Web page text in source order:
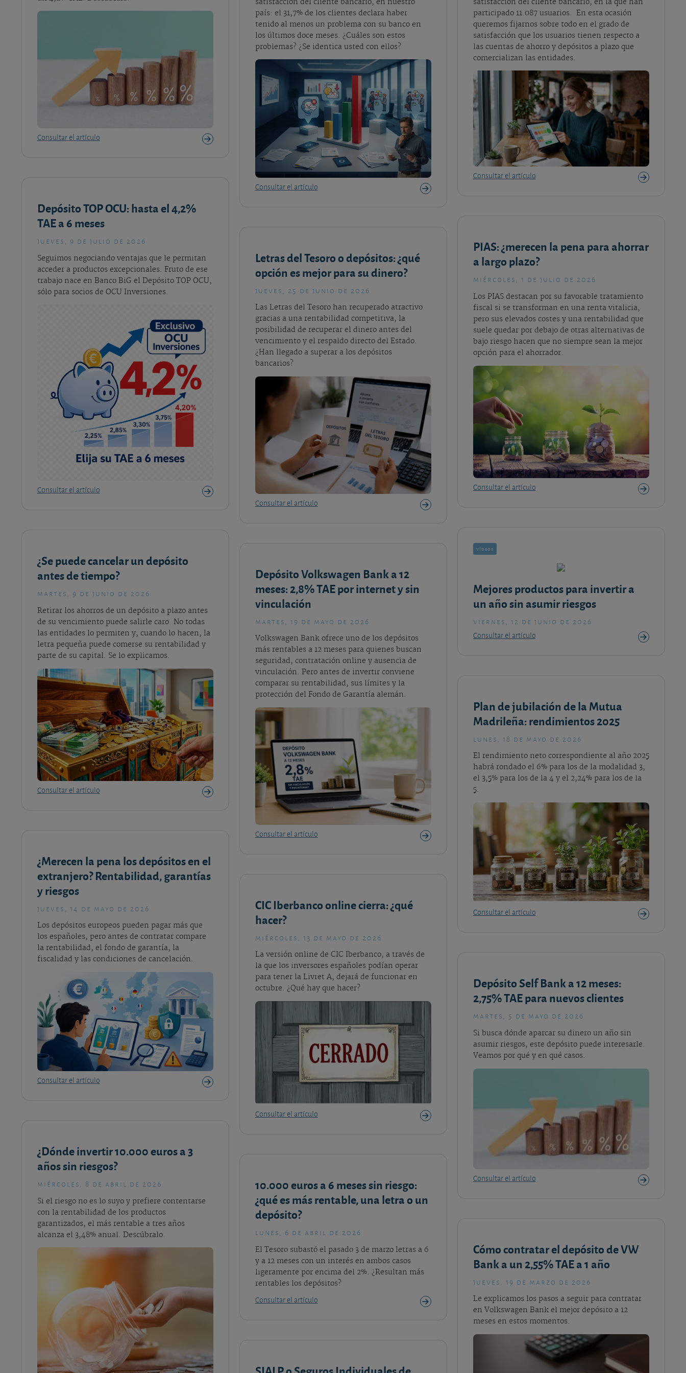
Consultar el artículo
país: el 31,7% de los clientes declara haber
tenido al menos un problema con su banco en
los últimos doce meses. ¿Cuáles son estos
problemas? ¿Se identica usted con ellos?
Consultar el artículo
participado 11.087 usuarios. En esta ocasión
queremos fijarnos sobre todo en el grado de
satisfacción que los usuarios tienen respecto a
las cuentas de ahorro y depósitos a plazo que
comercializan las entidades.
Consultar el artículo
Depósito TOP OCU: hasta el 4,2%
TAE a 6 meses
jueves, 9 de julio de 2026
Seguimos negociando ventajas que le permitan
acceder a productos excepcionales. Fruto de ese
trabajo nace en Banco BiG el Depósito TOP OCU,
sólo para socios de OCU Inversiones.
Consultar el artículo
PIAS: ¿merecen la pena para ahorrar
a largo plazo?
miércoles, 1 de julio de 2026
Los PIAS destacan por su favorable tratamiento
fiscal si se transforman en una renta vitalicia,
pero sus elevados costes y una rentabilidad que
suele quedar por debajo de otras alternativas de
bajo riesgo hacen que no siempre sean la mejor
opción para el ahorrador.
Consultar el artículo
Letras del Tesoro o depósitos: ¿qué
opción es mejor para su dinero?
jueves, 25 de junio de 2026
Las Letras del Tesoro han recuperado atractivo
gracias a una rentabilidad competitiva, la
posibilidad de recuperar el dinero antes del
vencimiento y el respaldo directo del Estado.
¿Han llegado a superar a los depósitos
bancarios?
Consultar el artículo
vídeos
Mejores productos para invertir a
un año sin asumir riesgos
viernes, 12 de junio de 2026
Consultar el artículo
¿Se puede cancelar un depósito
antes de tiempo?
martes, 9 de junio de 2026
Retirar los ahorros de un depósito a plazo antes
de su vencimiento puede salirle caro. No todas
las entidades lo permiten y, cuando lo hacen, la
letra pequeña puede comerse su rentabilidad y
parte de su capital. Se lo explicamos.
Consultar el artículo
Depósito Volkswagen Bank a 12
meses: 2,8% TAE por internet y sin
vinculación
martes, 19 de mayo de 2026
Volkswagen Bank ofrece uno de los depósitos
más rentables a 12 meses para quienes buscan
seguridad, contratación online y ausencia de
vinculación. Pero antes de invertir conviene
comparar su rentabilidad, sus límites y la
protección del Fondo de Garantía alemán.
Consultar el artículo
Plan de jubilación de la Mutua
Madrileña: rendimientos 2025
lunes, 18 de mayo de 2026
El rendimiento neto correspondiente al año 2025
habrá rondado el 6% para los de la modalidad 3,
el 3,5% para los de la 4 y el 2,24% para los de la
5.
Consultar el artículo
¿Merecen la pena los depósitos en el
extranjero? Rentabilidad, garantías
y riesgos
jueves, 14 de mayo de 2026
Los depósitos europeos pueden pagar más que
los españoles, pero antes de contratar compare
la rentabilidad, el fondo de garantía, la
fiscalidad y las condiciones de cancelación.
Consultar el artículo
CIC Iberbanco online cierra: ¿qué
hacer?
miércoles, 13 de mayo de 2026
La versión online de CIC Iberbanco, a través de
la que los inversores españoles podían operar
para tener la Livret A, dejará de funcionar en
octubre. ¿Qué hay que hacer?
Consultar el artículo
Depósito Self Bank a 12 meses:
2,75% TAE para nuevos clientes
martes, 5 de mayo de 2026
Si busca dónde aparcar su dinero un año sin
asumir riesgos, este depósito puede interesarle.
Veamos por qué y en qué casos.
Consultar el artículo
¿Dónde invertir 10.000 euros a 3
años sin riesgos?
miércoles, 8 de abril de 2026
Si el riesgo no es lo suyo y prefiere contentarse
con la rentabilidad de los productos
garantizados, el más rentable a tres años
alcanza el 3,48% anual. Descúbralo.
10.000 euros a 6 meses sin riesgo:
¿qué es más rentable, una letra o un
depósito?
lunes, 6 de abril de 2026
El Tesoro subastó el pasado 3 de marzo letras a 6
y a 12 meses con un interés en ambos casos
ligeramente por encima del 2%. ¿Resultan más
rentables los depósitos?
Consultar el artículo
Cómo contratar el depósito de VW
Bank a un 2,55% TAE a 1 año
jueves, 19 de marzo de 2026
Le explicamos los pasos a seguir para contratar
en Volkswagen Bank el mejor depósito a 12
meses en estos momentos.